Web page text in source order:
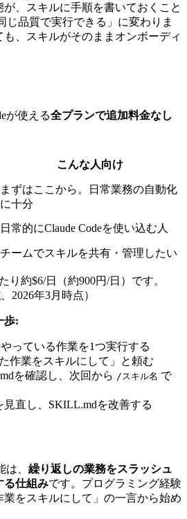
、スキルに手順を書いておくこと
じ品質で実行できる」に変わりま
、スキルがそのままオンボーディ
が使える全プランで追加料金なし
こんな人向け
まずはここから。日常業務の自動化
に十分
日常的にClaude Codeを使い込む人
チームでスキルを共有・管理したい
り約$6/日（約900円/日）です。
、2026年3月時点）
歩:
やっている作業を1つ実行する
作業をスキルにして」と頼む
を確認し、次回から /スキル名 で
直し、SKILL.mdを改善する
は、 繰り返しの業務をスラッシュ
る仕組みです。プログラミング経験
をスキルにして」の一言から始め